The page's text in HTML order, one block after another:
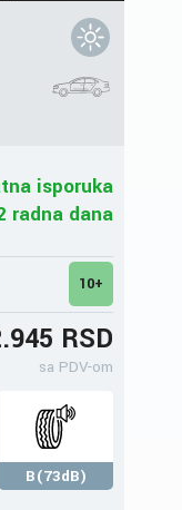
isporuka
radna dana
10+
RSD
sa PDV-om
B(73dB)